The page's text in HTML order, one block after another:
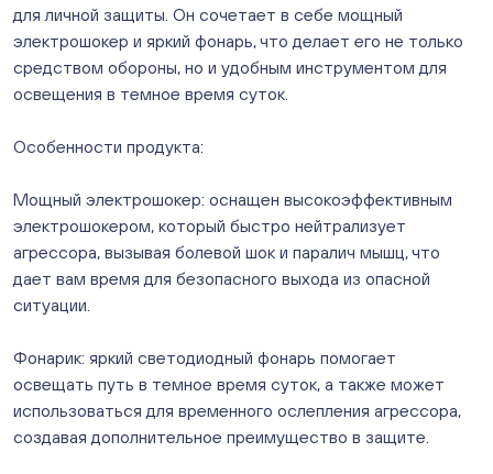
Нет в наличии
Молния Зоопарк - Труда,166 (ул. Труда,166/5)
ежедневно с 10:00 до 20:00
Нет в наличии
Невский. Черкасская 17 (г. Челябинск, ул.
ежедневно с 10:00 до 20:00
Овчинникова, д 12 (Челябинск, улица Овчинникова,
12А)
ежедневно с 10:00 до 20:00
Нет в наличии
Слава. Копейск, пр.Славы 8/1 (Копейск, пр. Славы
ежедневно с 10:00 до 20:00
Нет в наличии
Слон. Миасс, Автозаводцев (ТК Слон, г. Миасс)
Нет в наличии
Сталеваров 5(ЦВЕТЫ) (г. Челябинск, ул. Сталеваров
для личной защиты. Он сочетает в себе мощный
электрошокер и яркий фонарь, что делает его не только
средством обороны, но и удобным инструментом для
освещения в темное время суток.
Особенности продукта:
Мощный электрошокер: оснащен высокоэффективным
электрошокером, который быстро нейтрализует
агрессора, вызывая болевой шок и паралич мышц, что
дает вам время для безопасного выхода из опасной
ситуации.
Фонарик: яркий светодиодный фонарь помогает
освещать путь в темное время суток, а также может
использоваться для временного ослепления агрессора,
создавая дополнительное преимущество в защите.